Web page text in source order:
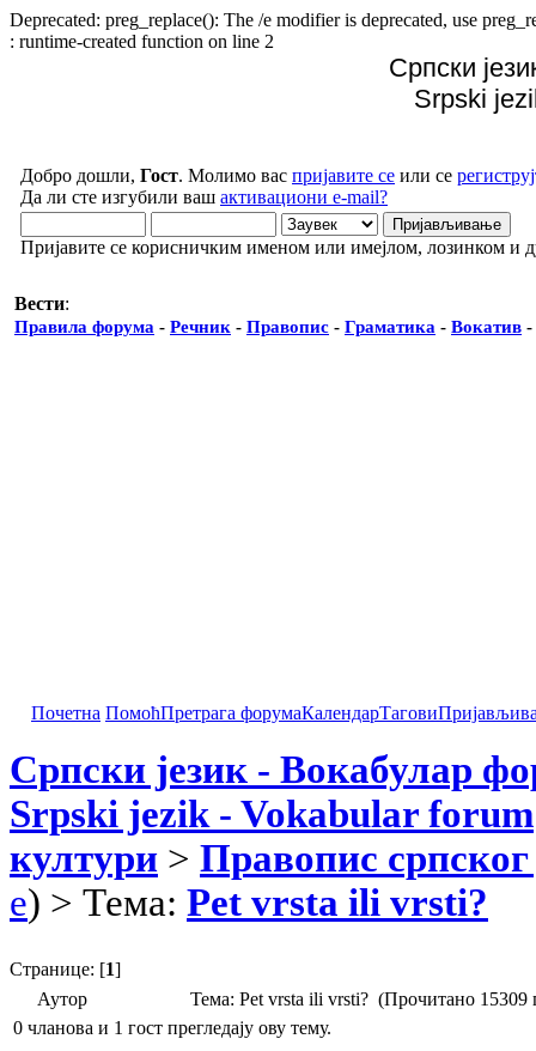
Deprecated: preg_replace(): The /e modifier is deprecated, use
: runtime-created function on line 2
Српски
Srpski
Добро дошли, Гост. Молимо вас пријавите се или се
Да ли сте изгубили ваш активациони e-mail?
Пријавите се корисничким именом или имејлом, лозинком и
Вести:
Правила форума - Речник - Правопис - Граматика - Вокатив -
Почетна ПомоћПретрага форумаКалендарТагови
Српски језик - Вокабулар
Srpski jezik - Vokabular forum
култури > Правопис српског
e) > Тема: Pet vrsta ili vrsti?
Странице: [1]
Аутор
Тема: Pet vrsta ili vrsti? (Прочитано 15309
0 чланова и 1 гост прегледају ову тему.